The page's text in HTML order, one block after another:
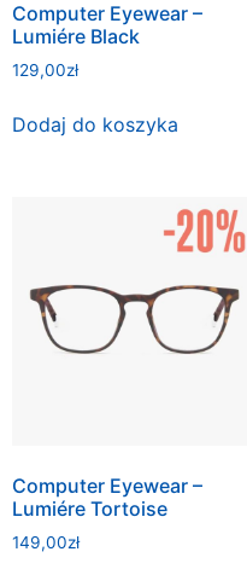
Computer Eyewear –
Lumiére Black
129,00zł
Dodaj do koszyka
Computer Eyewear –
Lumiére Tortoise
149,00zł